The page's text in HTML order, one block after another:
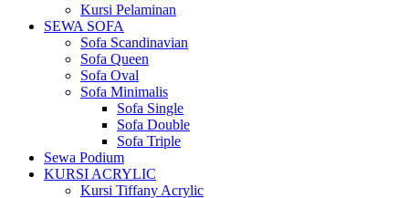
Kursi Pelaminan
SEWA SOFA
Sofa Scandinavian
Sofa Queen
Sofa Oval
Sofa Minimalis
Sofa Single
Sofa Double
Sofa Triple
Sewa Podium
KURSI ACRYLIC
Kursi Tiffany Acrylic